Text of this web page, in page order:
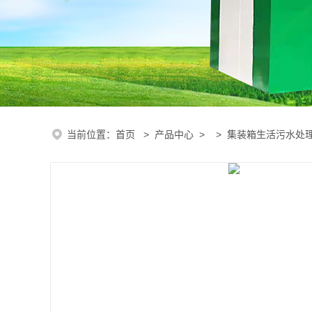
当前位置： 首页 > 产品中心 > > 集装箱生活污水处